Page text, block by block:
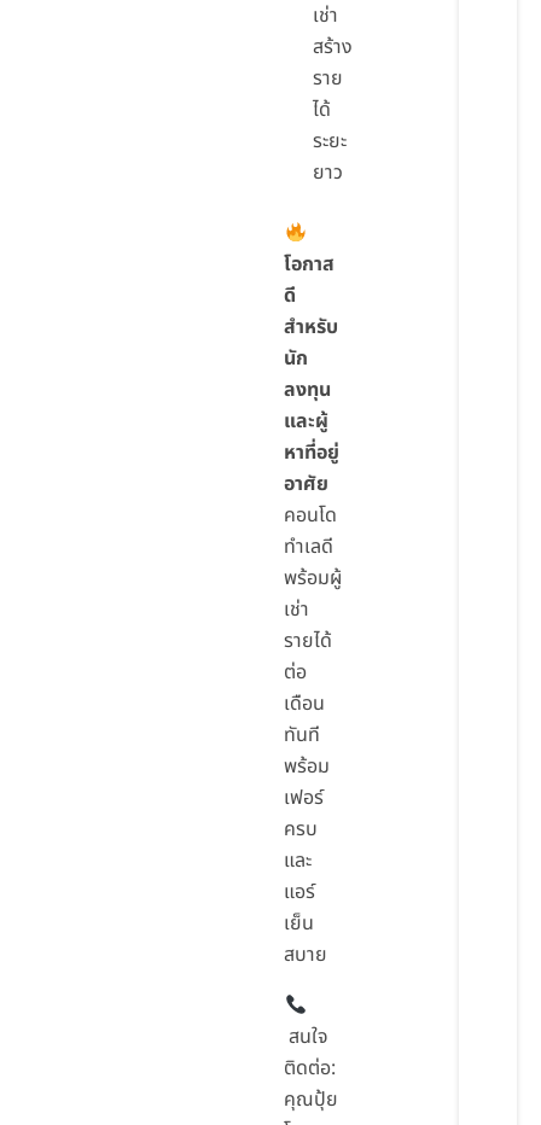
เช่า
สร้าง
ราย
ได้
ระยะ
ยาว
โอกาส
ดี
สำหรับ
นัก
ลงทุน
และผู้
หาที่อยู่
อาศัย
คอนโด
ทำเลดี
พร้อมผู้
เช่า
รายได้
ต่อ
เดือน
ทันที
พร้อม
เฟอร์
ครบ
และ
แอร์
เย็น
สบาย
สนใจ
ติดต่อ:
คุณปุ้ย